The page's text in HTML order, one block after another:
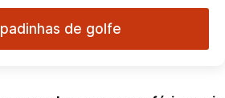
de golfe